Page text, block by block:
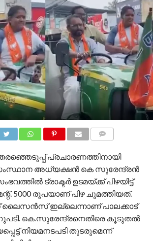
പ്രചാരണത്തിനായി
അധ്യക്ഷന്‍ കെ സുരേന്ദ്രന്‍
ട്രാക്ടര്‍ ഉടമയ്ക്ക് പിഴയിട്ട്
5000 രൂപയാണ് പിഴ ചുമത്തിയത്.
ലൈസന്‍സ് ഇല്ലെന്നാണ് പാലക്കാട്
കെ.സുരേന്ദ്രനെതിരെ കൂടുതല്‍
നിയമനടപടി തുടരുമെന്ന്